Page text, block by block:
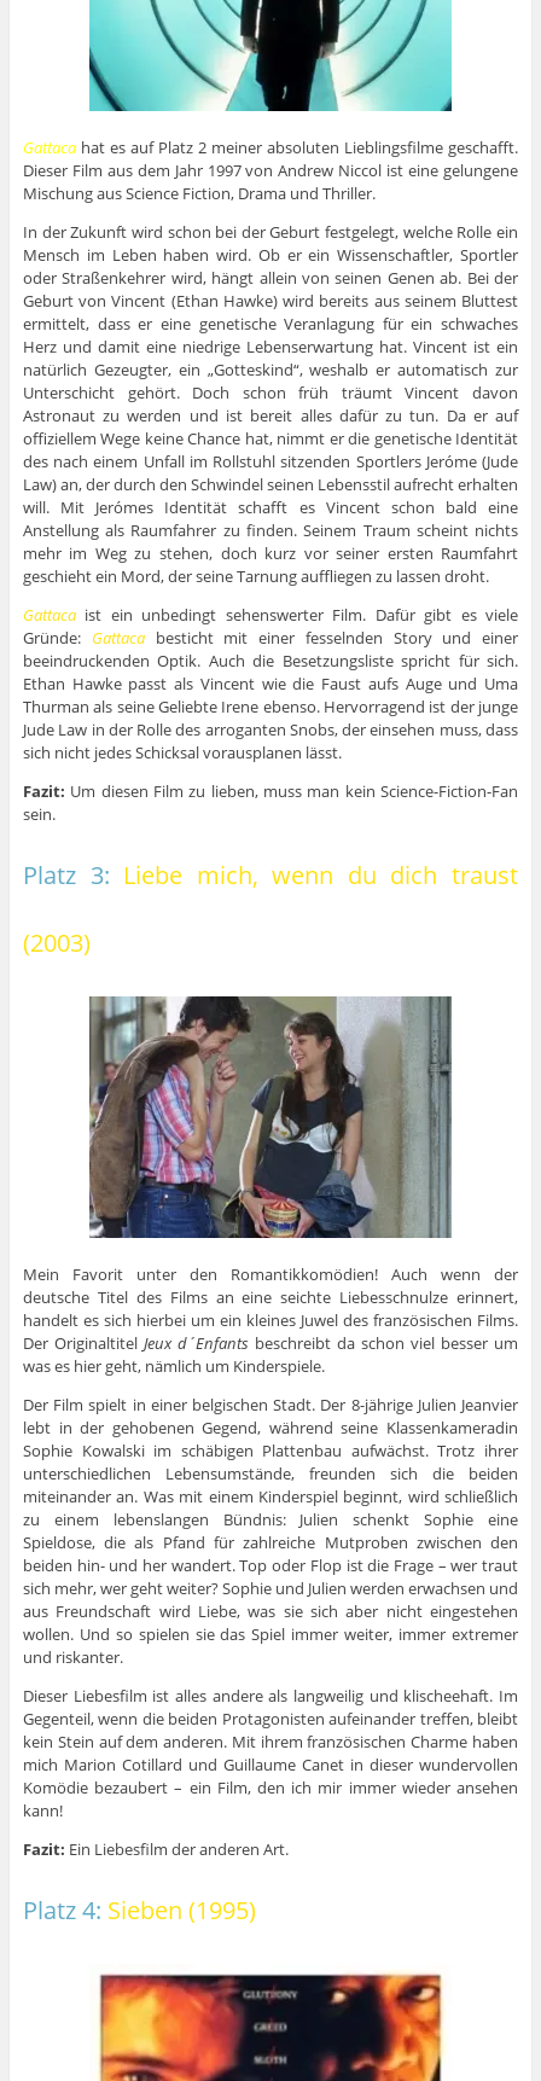
Gattacahat es auf Platz 2 meiner absoluten Lieblingsfilme geschafft.
Dieser Film aus dem Jahr 1997 von Andrew Niccol ist eine gelungene
Mischung aus Science Fiction, Drama und Thriller.
In der Zukunft wird schon bei der Geburt festgelegt, welche Rolle ein
Mensch im Leben haben wird. Ob er ein Wissenschaftler, Sportler
oder Straßenkehrer wird, hängt allein von seinen Genen ab. Bei der
Geburt von Vincent (Ethan Hawke) wird bereits aus seinem Bluttest
ermittelt, dass er eine genetische Veranlagung für ein schwaches
Herz und damit eine niedrige Lebenserwartung hat. Vincent ist ein
natürlich Gezeugter, ein „Gotteskind“, weshalb er automatisch zur
Unterschicht gehört. Doch schon früh träumt Vincent davon
Astronaut zu werden und ist bereit alles dafür zu tun. Da er auf
offiziellem Wege keine Chance hat, nimmt er die genetische Identität
des nach einem Unfall im Rollstuhl sitzenden Sportlers Jeróme (Jude
Law) an, der durch den Schwindel seinen Lebensstil aufrecht erhalten
will. Mit Jerómes Identität schafft es Vincent schon bald eine
Anstellung als Raumfahrer zu finden. Seinem Traum scheint nichts
mehr im Weg zu stehen, doch kurz vor seiner ersten Raumfahrt
geschieht ein Mord, der seine Tarnung auffliegen zu lassen droht.
Gattacaist ein unbedingt sehenswerter Film. Dafür gibt es viele
Gründe: Gattacabesticht mit einer fesselnden Story und einer
beeindruckenden Optik. Auch die Besetzungsliste spricht für sich.
Ethan Hawke passt als Vincent wie die Faust aufs Auge und Uma
Thurman als seine Geliebte Irene ebenso. Hervorragend ist der junge
Jude Law in der Rolle des arroganten Snobs, der einsehen muss, dass
sich nicht jedes Schicksal vorausplanen lässt.
Fazit: Um diesen Film zu lieben, muss man kein Science-Fiction-Fan
sein.
Platz 3: Liebe mich, wenn du dich traust
(2003)
Mein Favorit unter den Romantikkomödien! Auch wenn der
deutsche Titel des Films an eine seichte Liebesschnulze erinnert,
handelt es sich hierbei um ein kleines Juwel des französischen Films.
Der Originaltitel Jeux d´Enfants beschreibt da schon viel besser um
was es hier geht, nämlich um Kinderspiele.
Der Film spielt in einer belgischen Stadt. Der 8-jährige Julien Jeanvier
lebt in der gehobenen Gegend, während seine Klassenkameradin
Sophie Kowalski im schäbigen Plattenbau aufwächst. Trotz ihrer
unterschiedlichen Lebensumstände, freunden sich die beiden
miteinander an. Was mit einem Kinderspiel beginnt, wird schließlich
zu einem lebenslangen Bündnis: Julien schenkt Sophie eine
Spieldose, die als Pfand für zahlreiche Mutproben zwischen den
beiden hin- und her wandert. Top oder Flop ist die Frage – wer traut
sich mehr, wer geht weiter? Sophie und Julien werden erwachsen und
aus Freundschaft wird Liebe, was sie sich aber nicht eingestehen
wollen. Und so spielen sie das Spiel immer weiter, immer extremer
und riskanter.
Dieser Liebesfilm ist alles andere als langweilig und klischeehaft. Im
Gegenteil, wenn die beiden Protagonisten aufeinander treffen, bleibt
kein Stein auf dem anderen. Mit ihrem französischen Charme haben
mich Marion Cotillard und Guillaume Canet in dieser wundervollen
Komödie bezaubert – ein Film, den ich mir immer wieder ansehen
kann!
Fazit: Ein Liebesfilm der anderen Art.
Platz 4: Sieben (1995)